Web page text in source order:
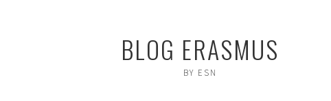
BLOG ERASMUS
BY ESN